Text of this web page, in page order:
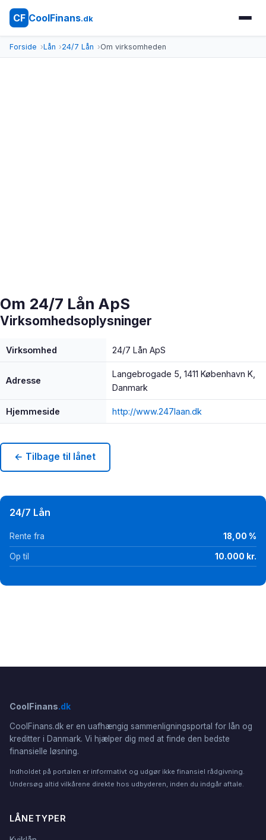
CF CoolFinans.dk
Forside Lån 24/7 Lån Om virksomheden
Om 24/7 Lån ApS
Virksomhedsoplysninger
Virksomhed 24/7 Lån ApS
Adresse
Langebrogade 5, 1411 København K,
Danmark
Hjemmeside http://www.247laan.dk
← Tilbage til lånet
24/7 Lån
Rente fra 18,00 %
Op til 10.000 kr.
CoolFinans.dk
CoolFinans.dk er en uafhængig sammenligningsportal for lån og
kreditter i Danmark. Vi hjælper dig med at finde den bedste
finansielle løsning.
Indholdet på portalen er informativt og udgør ikke finansiel rådgivning.
Undersøg altid vilkårene direkte hos udbyderen, inden du indgår aftale.
LÅNETYPER